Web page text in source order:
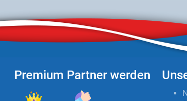
Premium Partner werden